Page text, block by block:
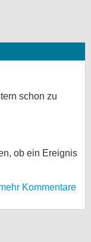
schon zu
ob ein Ereignis
Kommentare